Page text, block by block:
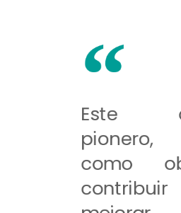
Este
pionero,
como